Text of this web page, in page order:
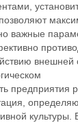
важные
внешней
предприятия
культуры.